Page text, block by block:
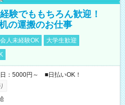
験でももちろん歓迎！
の運搬のお仕事
人未経験OK
大学生歓迎
：5000円～ ■日払いOK！